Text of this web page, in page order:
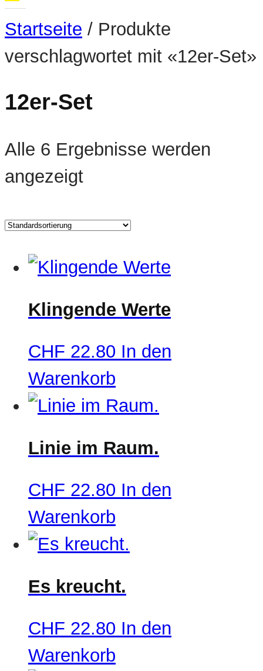
Startseite / Produkte
verschlagwortet mit «12er-Set»
12er-Set
Alle 6 Ergebnisse werden
angezeigt
Klingende Werte
CHF 22.80 In den
Warenkorb
Linie im Raum.
CHF 22.80 In den
Warenkorb
Es kreucht.
CHF 22.80 In den
Warenkorb